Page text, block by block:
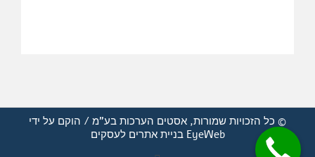
© כל הזכויות שמורות, אסטים הערכות בע"מ / הוקם על ידי
EyeWeb בניית אתרים לעסקים